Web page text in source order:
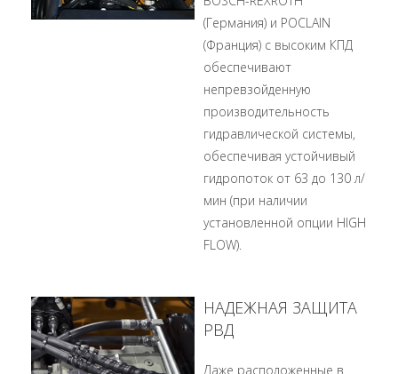
(Германия) и POCLAIN
(Франция) с высоким КПД
обеспечивают
непревзойденную
производительность
гидравлической системы,
обеспечивая устойчивый
гидропоток от 63 до 130 л/
мин (при наличии
установленной опции HIGH
FLOW).
НАДЕЖНАЯ ЗАЩИТА
РВД
Даже расположенные в